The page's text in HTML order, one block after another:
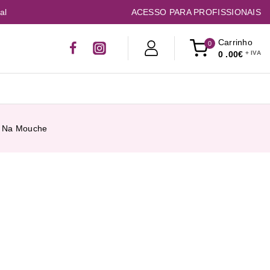
ACESSO PARA PROFISSIONAIS
0
Carrinho
0 .00€
Mouche